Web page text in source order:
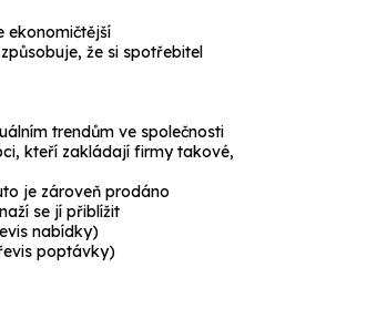
ekonomičtější
že si spotřebitel
trendům ve společnosti
kteří zakládají firmy takové,
je zároveň prodáno
se jí přiblížit
nabídky)
poptávky)